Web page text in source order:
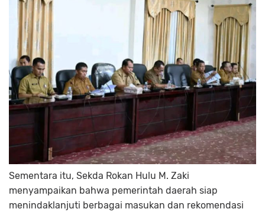
Sementara itu, Sekda Rokan Hulu M. Zaki
menyampaikan bahwa pemerintah daerah siap
menindaklanjuti berbagai masukan dan rekomendasi